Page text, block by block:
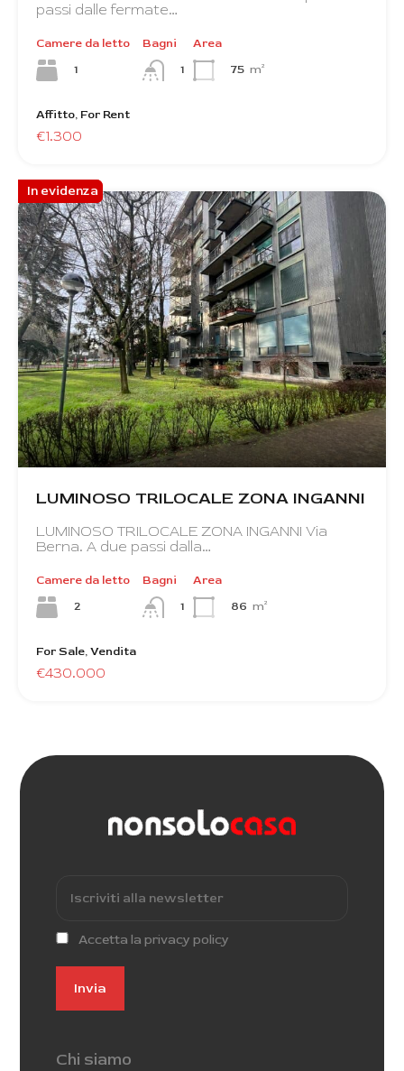
passi dalle fermate…
Camere da letto
1
Bagni
1
Area
75 m²
Affitto, For Rent
€1.300
In evidenza
LUMINOSO TRILOCALE ZONA INGANNI
LUMINOSO TRILOCALE ZONA INGANNI Via
Berna. A due passi dalla…
Camere da letto
2
Bagni
1
Area
86 m²
For Sale, Vendita
€430.000
Accetta la privacy policy
Chi siamo